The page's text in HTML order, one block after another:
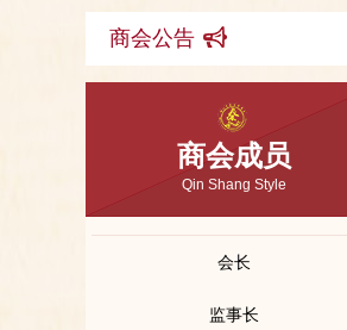
商会公告
商会成员
Qin Shang Style
会长
监事长